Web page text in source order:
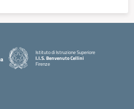
Istituto di Istruzione Superiore
I.I.S. Benvenuto Cellini
Firenze